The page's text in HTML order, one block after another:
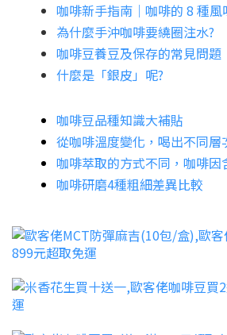
咖啡新手指南│咖啡的 8 種風
為什麼手沖咖啡要繞圈注水?
咖啡豆養豆及保存的常見問題
什麼是「銀皮」呢?
咖啡豆品種知識大補貼
從咖啡溫度變化，喝出不同層
咖啡萃取的方式不同，咖啡因
咖啡研磨4種粗細差異比較